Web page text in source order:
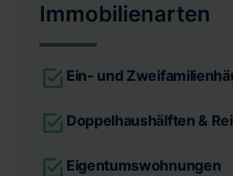
Immobilienarten
Ein- und
Doppelhaushälften &
Eigentumswohnungen